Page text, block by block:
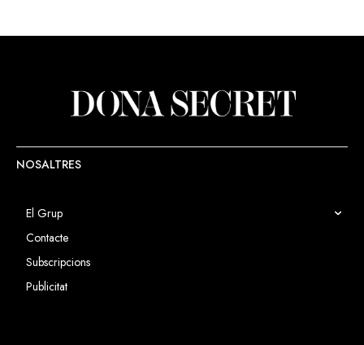
NOSALTRES
El Grup
Contacte
Subscripcions
Publicitat